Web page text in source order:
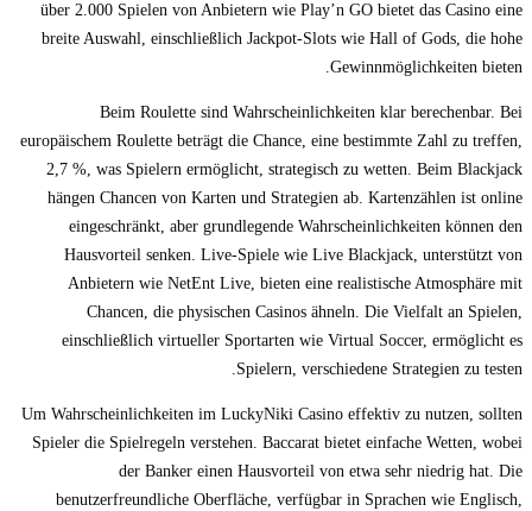
über 2.000 Spielen von Anbietern wie Play’n GO bietet das Casino eine
breite Auswahl, einschließlich Jackpot-Slots wie Hall of Gods, die hohe
Gewinnmöglichkeiten bieten.
Beim Roulette sind Wahrscheinlichkeiten klar berechenbar. Bei
europäischem Roulette beträgt die Chance, eine bestimmte Zahl zu treffen,
2,7 %, was Spielern ermöglicht, strategisch zu wetten. Beim Blackjack
hängen Chancen von Karten und Strategien ab. Kartenzählen ist online
eingeschränkt, aber grundlegende Wahrscheinlichkeiten können den
Hausvorteil senken. Live-Spiele wie Live Blackjack, unterstützt von
Anbietern wie NetEnt Live, bieten eine realistische Atmosphäre mit
Chancen, die physischen Casinos ähneln. Die Vielfalt an Spielen,
einschließlich virtueller Sportarten wie Virtual Soccer, ermöglicht es
Spielern, verschiedene Strategien zu testen.
Um Wahrscheinlichkeiten im LuckyNiki Casino effektiv zu nutzen, sollten
Spieler die Spielregeln verstehen. Baccarat bietet einfache Wetten, wobei
der Banker einen Hausvorteil von etwa sehr niedrig hat. Die
benutzerfreundliche Oberfläche, verfügbar in Sprachen wie Englisch,